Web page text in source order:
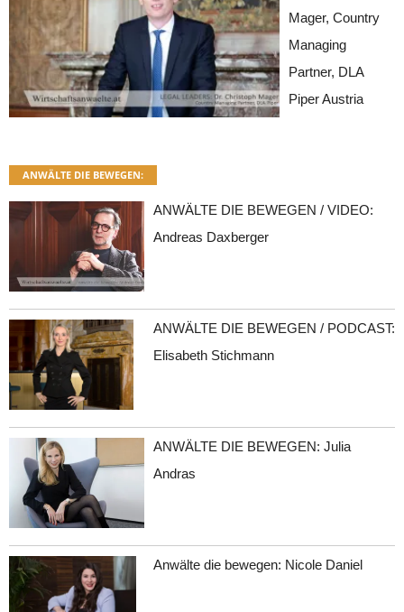
Mager, Country
Managing
Partner, DLA
Piper Austria
ANWÄLTE DIE BEWEGEN:
ANWÄLTE DIE BEWEGEN / VIDEO:
Andreas Daxberger
ANWÄLTE DIE BEWEGEN / PODCAST:
Elisabeth Stichmann
ANWÄLTE DIE BEWEGEN: Julia
Andras
Anwälte die bewegen: Nicole Daniel